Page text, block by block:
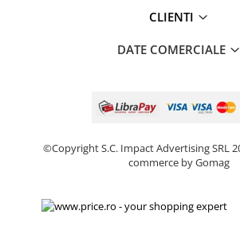
CLIENTI
DATE COMERCIALE
©Copyright S.C. Impact Advertising SRL
commerce by Gomag